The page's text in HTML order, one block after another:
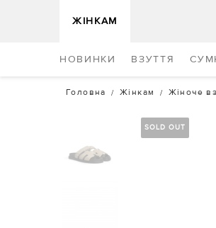
ЖІНКАМ
НОВИНКИ ВЗУТТЯ
Головна Жінкам Жіноче
SOLD OUT